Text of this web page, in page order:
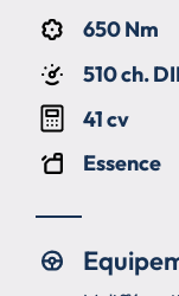
650 Nm
510 ch.
41 cv
Essence